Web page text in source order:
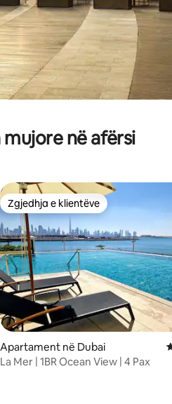
në afërsi
4,93 nga 5, 80 vlerësime
Zgjedhja e klientëve
Zgjedhja e klientëve
Apartament në Dubai
La Mer | 1BR Ocean View | 4 Pax